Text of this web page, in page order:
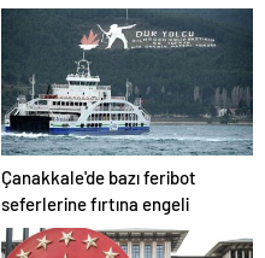
Çanakkale'de bazı feribot
seferlerine fırtına engeli